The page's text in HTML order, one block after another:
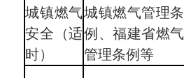
城镇燃气
安全（适
时）
城镇燃气管理条
例、福建省燃气
管理条例等